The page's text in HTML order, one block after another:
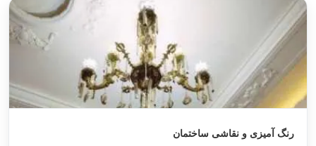
رنگ آمیزی و نقاشی ساختمان